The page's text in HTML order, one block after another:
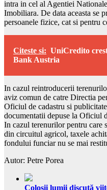
intra in cel al Agentiei
Imobiliara. De data aceasta se
persoanele fizice, cat si pentru
Citeste si: UniCredito
Bank Austria
In cazul reintroducerii
aviz comun de catre Directia
Oficiul de cadastru si
documentatii depuse la Oficiul
In cazul terenurilor pentru care
din circuitul agricol, taxele
fondului funciar nu se mai
Autor: Petre Porea
Colosii lumii discută